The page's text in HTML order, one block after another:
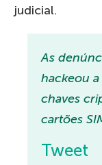
judicial.
As
hackeou
chaves
cartões
Tweet